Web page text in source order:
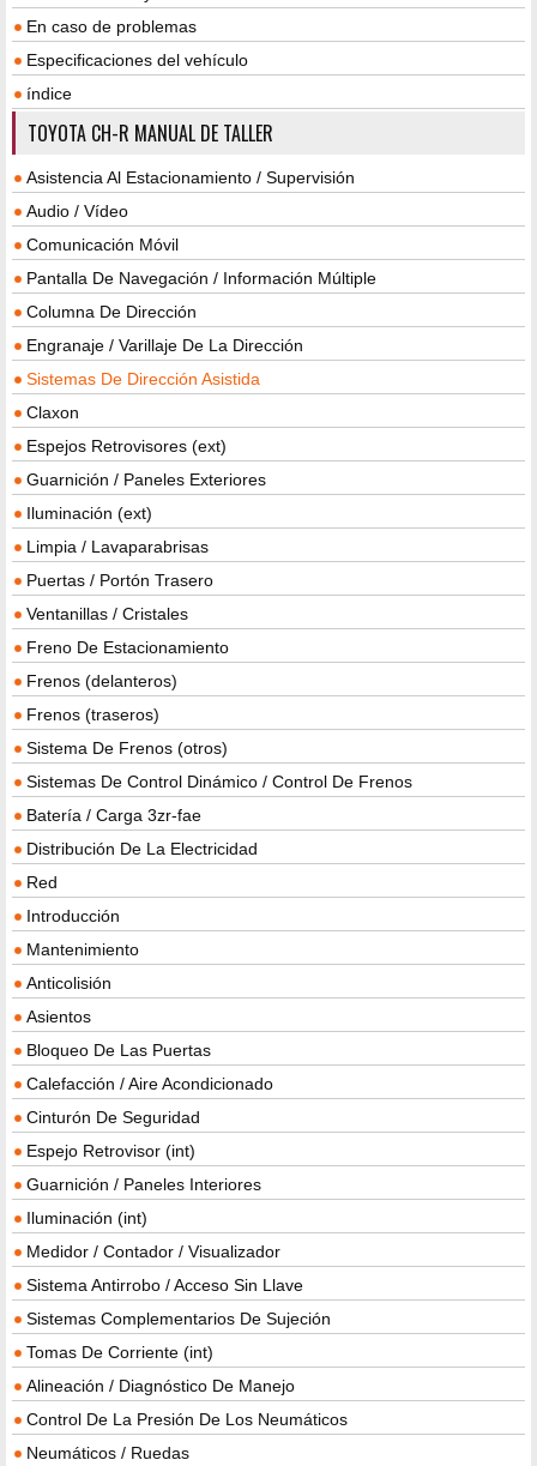
En caso de problemas
Especificaciones del vehículo
índice
TOYOTA CH-R MANUAL DE TALLER
Asistencia Al Estacionamiento / Supervisión
Audio / Vídeo
Comunicación Móvil
Pantalla De Navegación / Información Múltiple
Columna De Dirección
Engranaje / Varillaje De La Dirección
Sistemas De Dirección Asistida
Claxon
Espejos Retrovisores (ext)
Guarnición / Paneles Exteriores
Iluminación (ext)
Limpia / Lavaparabrisas
Puertas / Portón Trasero
Ventanillas / Cristales
Freno De Estacionamiento
Frenos (delanteros)
Frenos (traseros)
Sistema De Frenos (otros)
Sistemas De Control Dinámico / Control De Frenos
Batería / Carga 3zr-fae
Distribución De La Electricidad
Red
Introducción
Mantenimiento
Anticolisión
Asientos
Bloqueo De Las Puertas
Calefacción / Aire Acondicionado
Cinturón De Seguridad
Espejo Retrovisor (int)
Guarnición / Paneles Interiores
Iluminación (int)
Medidor / Contador / Visualizador
Sistema Antirrobo / Acceso Sin Llave
Sistemas Complementarios De Sujeción
Tomas De Corriente (int)
Alineación / Diagnóstico De Manejo
Control De La Presión De Los Neumáticos
Neumáticos / Ruedas